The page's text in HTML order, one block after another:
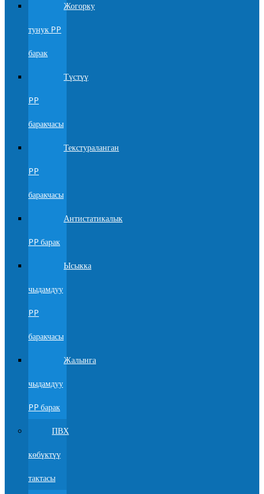
Жогорку
тунук PP
барак
Түстүү
PP
баракчасы
Текстураланган
PP
баракчасы
Антистатикалык
PP барак
Ысыкка
чыдамдуу
PP
баракчасы
Жалынга
чыдамдуу
PP барак
ПВХ
көбүктүү
тактасы